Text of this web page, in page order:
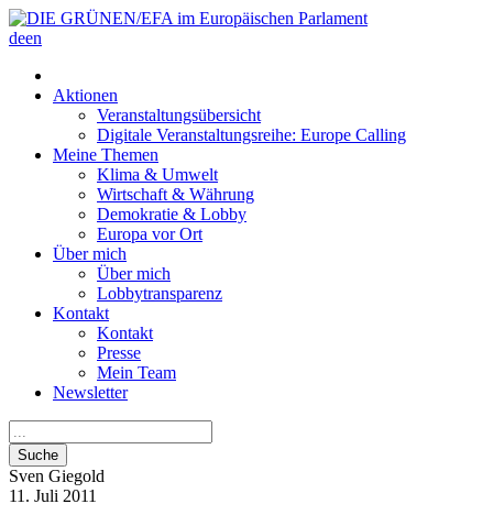
deen
Aktionen
Veranstaltungsübersicht
Digitale Veranstaltungsreihe: Europe Calling
Meine Themen
Klima & Umwelt
Wirtschaft & Währung
Demokratie & Lobby
Europa vor Ort
Über mich
Über mich
Lobbytransparenz
Kontakt
Kontakt
Presse
Mein Team
Newsletter
Suche
Sven Giegold
11. Juli 2011